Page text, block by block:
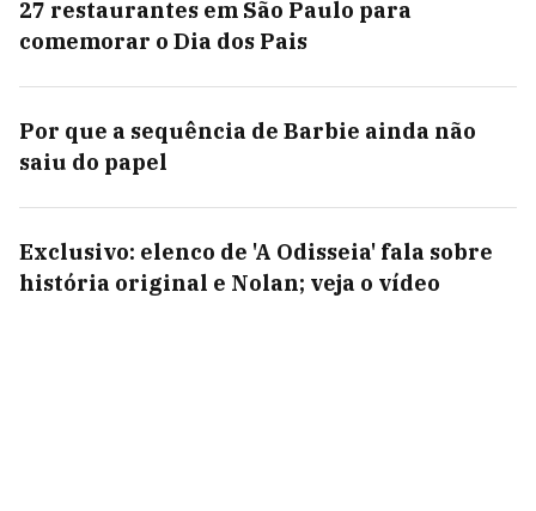
27 restaurantes em São Paulo para
comemorar o Dia dos Pais
Por que a sequência de Barbie ainda não
saiu do papel
Exclusivo: elenco de 'A Odisseia' fala sobre
história original e Nolan; veja o vídeo